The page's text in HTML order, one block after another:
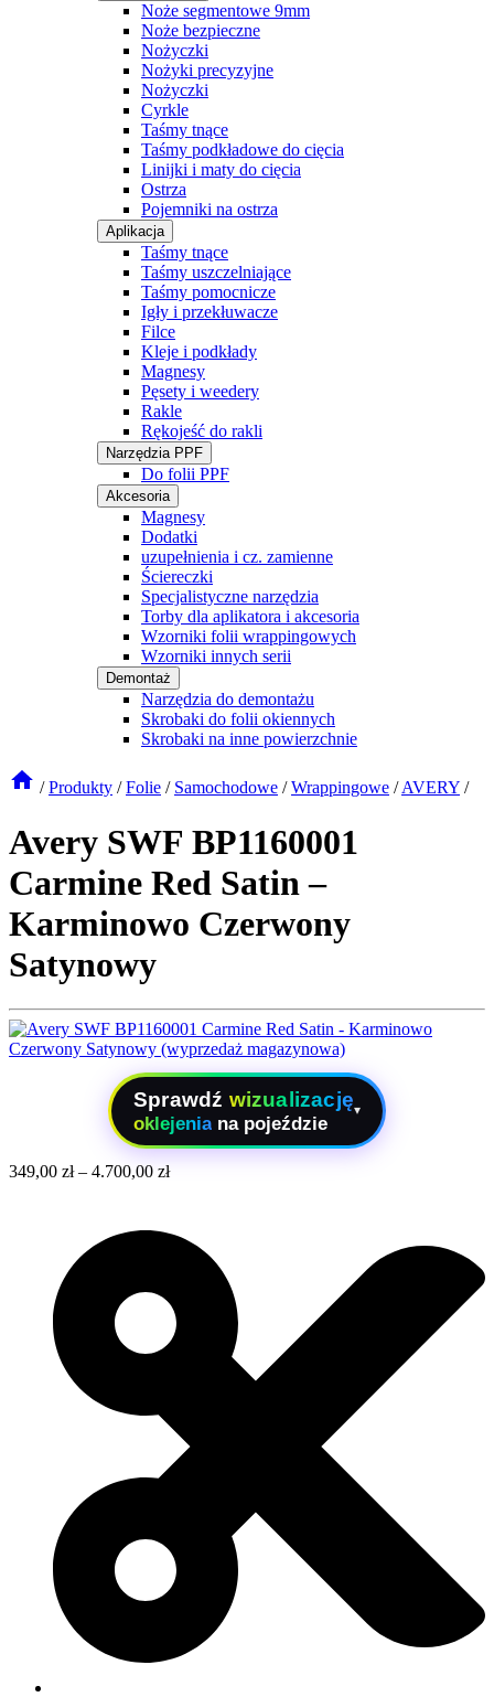
Noże segmentowe 9mm
Noże bezpieczne
Nożyczki
Nożyki precyzyjne
Nożyczki
Cyrkle
Taśmy tnące
Taśmy podkładowe do cięcia
Linijki i maty do cięcia
Ostrza
Pojemniki na ostrza
Aplikacja
Taśmy tnące
Taśmy uszczelniające
Taśmy pomocnicze
Igły i przekłuwacze
Filce
Kleje i podkłady
Magnesy
Pęsety i weedery
Rakle
Rękojeść do rakli
Narzędzia PPF
Do folii PPF
Akcesoria
Magnesy
Dodatki
uzupełnienia i cz. zamienne
Ściereczki
Specjalistyczne narzędzia
Torby dla aplikatora i akcesoria
Wzorniki folii wrappingowych
Wzorniki innych serii
Demontaż
Narzędzia do demontażu
Skrobaki do folii okiennych
Skrobaki na inne powierzchnie
/ Produkty / Folie / Samochodowe / Wrappingowe / AVERY /
Avery SWF BP1160001
Carmine Red Satin –
Karminowo Czerwony
Satynowy
Sprawdź wizualizację
oklejenia na pojeździe
▾
349,00 zł– 4.700,00 zł